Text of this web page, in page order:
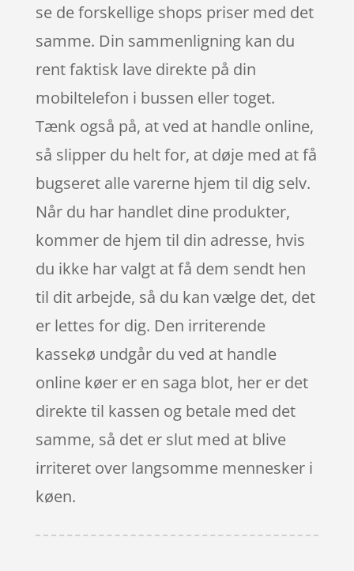
se de forskellige shops priser med det
samme. Din sammenligning kan du
rent faktisk lave direkte på din
mobiltelefon i bussen eller toget.
Tænk også på, at ved at handle online,
så slipper du helt for, at døje med at få
bugseret alle varerne hjem til dig selv.
Når du har handlet dine produkter,
kommer de hjem til din adresse, hvis
du ikke har valgt at få dem sendt hen
til dit arbejde, så du kan vælge det, det
er lettes for dig. Den irriterende
kassekø undgår du ved at handle
online køer er en saga blot, her er det
direkte til kassen og betale med det
samme, så det er slut med at blive
irriteret over langsomme mennesker i
køen.